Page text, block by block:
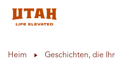
Heim Geschichten, die